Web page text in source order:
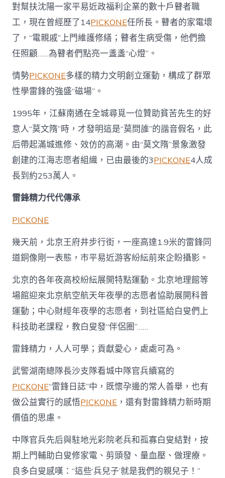
對幫扶沈陽一家平易近政福利企業的數十戶瞽者職
工，現在曾經歷了14PICKONE任所長。瞽者的家電壞
了，“電親戚”上門維護修繕；瞽者生病受傷，他們擔
任照顧……為瞽者們點亮一盞盞“心燈”。
情勢PICKONE多樣的精力文明創立運動，構成了群眾
性學雷鋒的強盛“磁場”。
1995年，江蘇南通在全城尋覓一位贊助貧苦先生的好
意人“莫文隋”時，才發明這是“莫問誰”的諧音假名，此
后帶起滿城進修、效仿的高潮。由“莫文隋”景象激發
創建的江海志愿者組織，已由最後的3PICKONE4人成
長到約253萬人。
雷鋒精力代代傳承
PICKONE
幾天前，北京王府井步行街，一座高達1.9米的雷鋒同
道銅像剛一表態，市平易近游客紛紜前來企盼攝影。
北京的各年夜高校紛紜展開特點運動。北京地理館等
場館迎來北京航空航天年夜學的志愿者協助展開科普
運動；中心財經年夜學的志愿者，到社區給白叟們上
科技助老課程，教白叟發“伴侶圈”……
雷鋒精力，人人可學；貢獻愛心，處處可為。
武警湖南總隊長沙支隊看城中隊官兵續寫的
PICKONE“雷鋒日誌”中，既懷孕邊的常人善舉，也有
做公益實行的感悟PICKONE ，還有對雷鋒精力新時期
價值的思慮。
中隊官兵先后與駐地光彩院老兵和孤寡白叟結對，按
期上門輔助白叟修家電、剪頭發、量血壓、做理療。
良多白叟感嘆：“這些‘兵兒子’就是我們的親兒子！”